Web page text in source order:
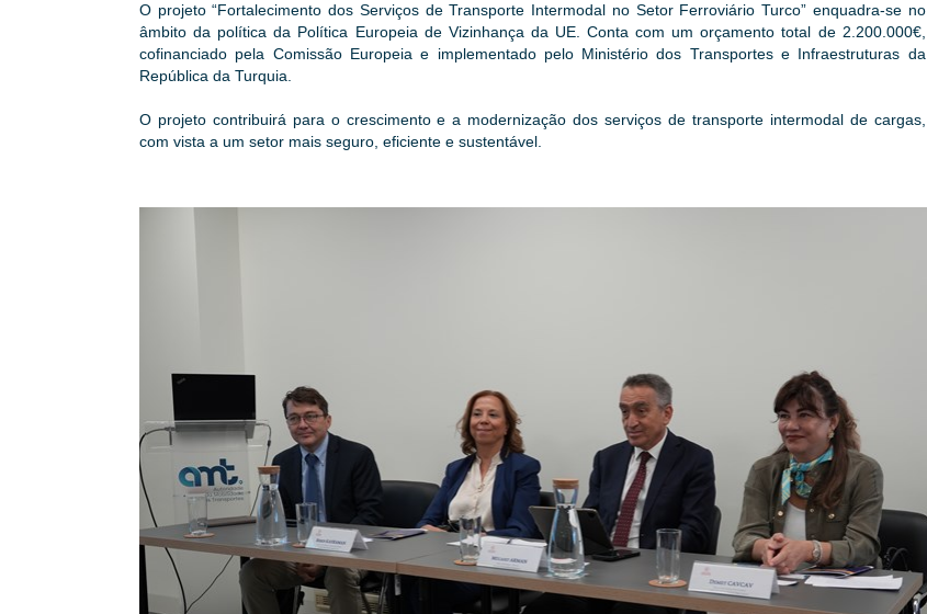
O projeto “Fortalecimento dos Serviços de Transporte Intermodal no Setor Ferroviário Turco” enquadra-se no
âmbito da política da Política Europeia de Vizinhança da UE. Conta com um orçamento total de 2.200.000€,
cofinanciado pela Comissão Europeia e implementado pelo Ministério dos Transportes e Infraestruturas da
República da Turquia.
O projeto contribuirá para o crescimento e a modernização dos serviços de transporte intermodal de cargas,
com vista a um setor mais seguro, eficiente e sustentável.